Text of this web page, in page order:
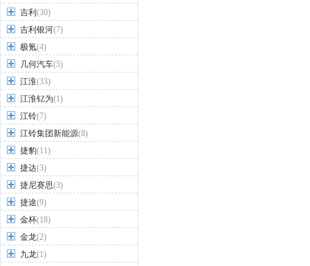
吉利 (30)
吉利银河(7)
极氪(4)
几何汽车(5)
江淮(33)
江淮钇为(1)
江铃(7)
江铃集团新能源(8)
捷豹(11)
捷达(3)
捷尼赛思(3)
捷途(9)
金杯(18)
金龙(2)
九龙(1)